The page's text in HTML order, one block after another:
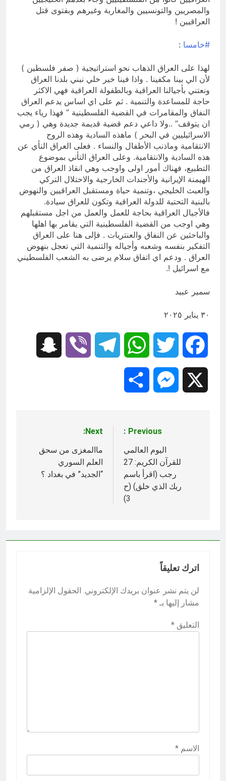
والمصريين والتونسيين والمغاربة وغيرهم وبفتوى قتل
العراقيين !
#خامسا :
لهذا على العراق الذهاب نحو استراتيجية ( صفر فلسطين )
لأن الي بينا مكفينا . واذا فينا خير خلي نبني بلدنا العراق
ونعتني بأجيالنا العراقية وبالطفولة العراقية فهي الاكثر
حاجة للمساعدة والتنمية . ثم على اي اساس يدعم العراق
النفاق والمقامرات في القضية الفلسطينية ” فهذا رياء يجب
ان يتوقف” ..ولا داعي دعم قضية قديمة جديدة وهي ( رمي
الاسرائيليين في البحر ) ماهذه السادية وهذه الروح
الانتقامية وماذنب الأطفال والنساء . فعلى العراق النأي عن
هذه السادية والانتقامية. وعلى العراق التأني بموضوع
التطبيع، فهناك أمور اولى واوجب وهي انقاذ العراق من
الهيمنة الإيرانية والأجندات الخارجية والاحتلال التركي
والعبث الخليجي ،وتنمية حياة ومستقبل العراقيين والنهوض
بالبنية التحتية للدولة العراقية وتكون للعراق سيادة.
فالأجيال العراقية بحاجة للعمل والعمل من اجل مستقبلهم
وهي اوجب من القضية الفلسطينية التي يقامر بها اهلها
والباحثين عن النفاق والعنتريات . فإلى هنا على العراق
التفكير بنفسه وشعبه وأجياله والتنمية التي تعجل بنهوض
العراق . ودعم اي اتفاق سلام يرضى به الشعب الفلسطيني
مع اسرائيل !.
سمير عبيد
٣٠ يناير ٢٠٢٥
Facebook
Twitter
WhatsApp
Telegram
Viber
Messenger
المقالات
Previous:
اليوم العالمي
للقرآن الكريم: 27
رجب (اقرأ باسم
ربك الذي خلق) (ح
3)‎
Next:
ماالمغزى من سحق
العلم السوري
“الجديد” في بغداد ؟
اترك تعليقاً
لن يتم نشر عنوان بريدك الإلكتروني. الحقول الإلزامية
مشار إليها بـ *
التعليق *
الاسم *